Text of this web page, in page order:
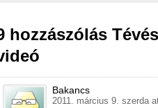
hozzászólás
Bakancs
2011. március 9. szerda